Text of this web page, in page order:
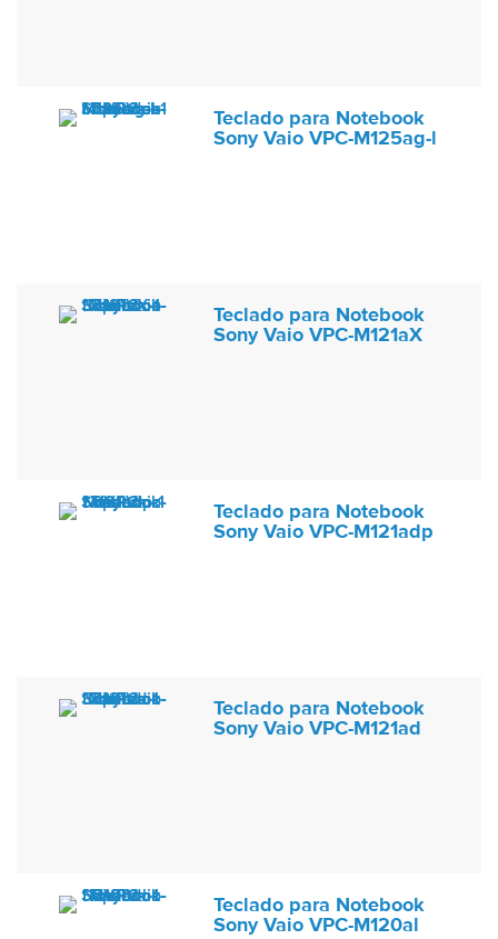
Teclado para Notebook
Sony Vaio VPC-M125ag-l
Teclado para Notebook
Sony Vaio VPC-M121aX
Teclado para Notebook
Sony Vaio VPC-M121adp
Teclado para Notebook
Sony Vaio VPC-M121ad
Teclado para Notebook
Sony Vaio VPC-M120al